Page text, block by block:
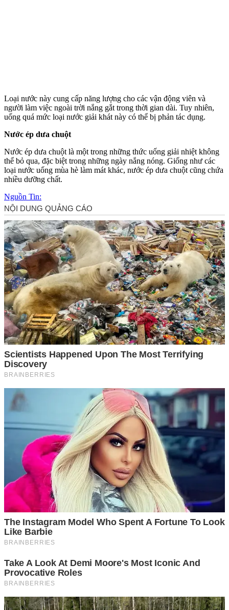
Loại nước này cung cấp năng lượng cho các vận động viên và
người làm việc ngoài trời nắng gắt trong thời gian dài. Tuy nhiên,
uống quá mức loại nước giải khát này có thể bị phản tác dụng.
Nước ép dưa chuột
Nước ép dưa chuột là một trong những thức uống giải nhiệt không
thể bỏ qua, đặc biệt trong những ngày nắng nóng. Giống như các
loại nước uống mùa hè làm mát khác, nước ép dưa chuột cũng chứa
nhiều dưỡng chất.
Nguồn Tin: